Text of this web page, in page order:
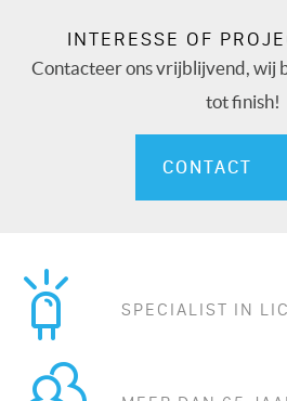
INTERESSE OF
Contacteer ons vrijblijvend, wij
tot finish!
CONTACT
SPECIALIST IN